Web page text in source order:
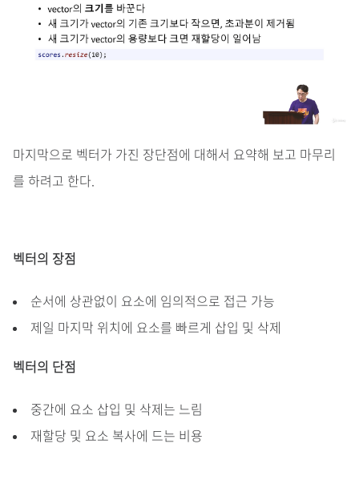
마지막으로 벡터가 가진 장단점에 대해서 요약해 보고 마무리
를 하려고 한다.
벡터의 장점
순서에 상관없이 요소에 임의적으로 접근 가능
제일 마지막 위치에 요소를 빠르게 삽입 및 삭제
벡터의 단점
중간에 요소 삽입 및 삭제는 느림
재할당 및 요소 복사에 드는 비용